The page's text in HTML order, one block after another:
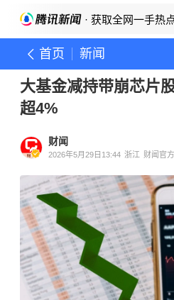
· 获取全网一手热
首页 新闻
大基金减持带崩芯片
超4%
财闻
2026年5月29日13:44 浙江 财闻官